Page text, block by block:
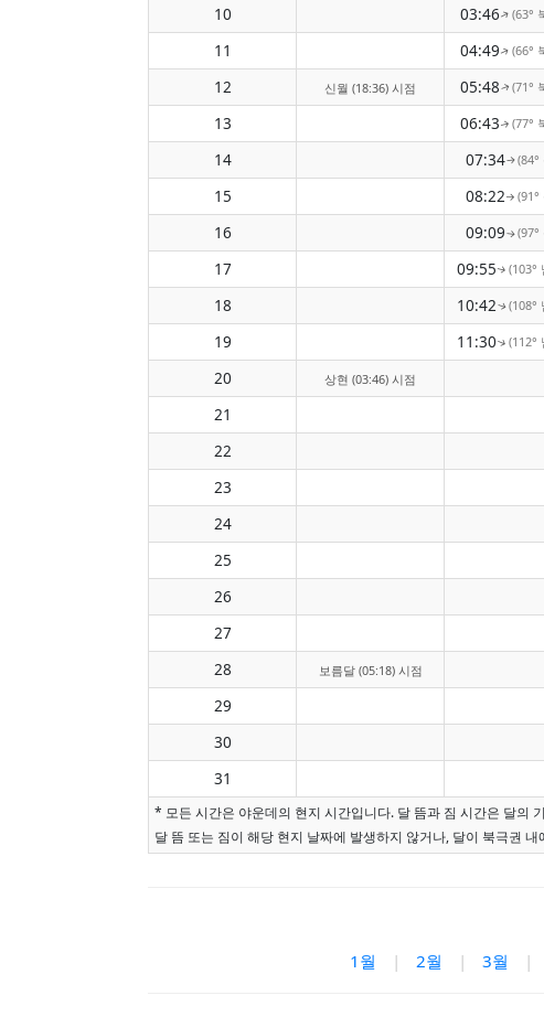
10
03:46↑(63°
11
04:49↑(66°
12
신월 (18:36) 시점 05:48↑(71°
13
06:43↑(77°
14
07:34↑(84°
15
08:22↑(91°
16
09:09↑(97°
17
09:55↑(103°
18
10:42↑(108°
19
11:30↑(112°
20
상현 (03:46) 시점
21
22
23
24
25
26
27
28
보름달 (05:18) 시점
29
30
31
* 모든 시간은 야운데의 현지 시간입니다. 달 뜸과 짐 시간은 달의
달 뜸 또는 짐이 해당 현지 날짜에 발생하지 않거나, 달이 북극권
1월 | 2월 | 3월 |